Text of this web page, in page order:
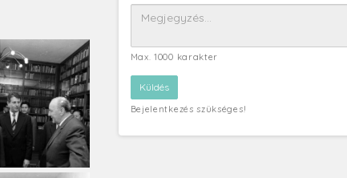
Max. 1000 karakter
Bejelentkezés szükséges!